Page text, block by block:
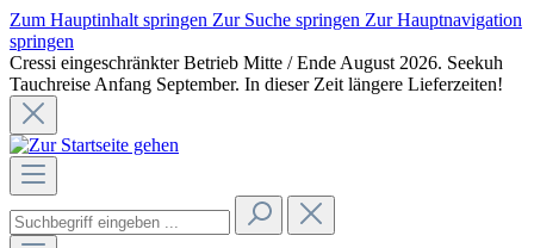
Zum Hauptinhalt springen Zur Suche springen Zur Hauptnavigation
springen
Cressi eingeschränkter Betrieb Mitte / Ende August 2026. Seekuh
Tauchreise Anfang September. In dieser Zeit längere Lieferzeiten!